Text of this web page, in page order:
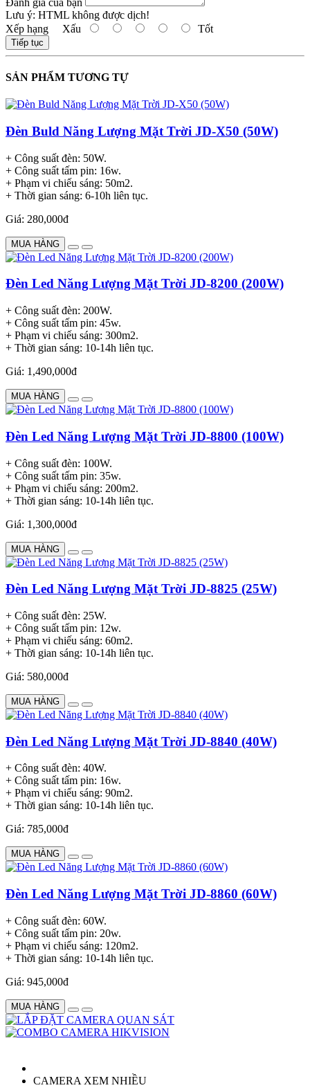
Lưu ý: HTML không được dịch!
Xếp hạng Xấu Tốt
Tiếp tục
SẢN PHẨM TƯƠNG TỰ
Đèn Buld Năng Lượng Mặt Trời JD-X50 (50W)
+ Công suất đèn: 50W.
+ Công suất tấm pin: 16w.
+ Phạm vi chiếu sáng: 50m2.
+ Thời gian sáng: 6-10h liên tục.
Giá: 280,000đ
MUA HÀNG
Đèn Led Năng Lượng Mặt Trời JD-8200 (200W)
+ Công suất đèn: 200W.
+ Công suất tấm pin: 45w.
+ Phạm vi chiếu sáng: 300m2.
+ Thời gian sáng: 10-14h liên tục.
Giá: 1,490,000đ
MUA HÀNG
Đèn Led Năng Lượng Mặt Trời JD-8800 (100W)
+ Công suất đèn: 100W.
+ Công suất tấm pin: 35w.
+ Phạm vi chiếu sáng: 200m2.
+ Thời gian sáng: 10-14h liên tục.
Giá: 1,300,000đ
MUA HÀNG
Đèn Led Năng Lượng Mặt Trời JD-8825 (25W)
+ Công suất đèn: 25W.
+ Công suất tấm pin: 12w.
+ Phạm vi chiếu sáng: 60m2.
+ Thời gian sáng: 10-14h liên tục.
Giá: 580,000đ
MUA HÀNG
Đèn Led Năng Lượng Mặt Trời JD-8840 (40W)
+ Công suất đèn: 40W.
+ Công suất tấm pin: 16w.
+ Phạm vi chiếu sáng: 90m2.
+ Thời gian sáng: 10-14h liên tục.
Giá: 785,000đ
MUA HÀNG
Đèn Led Năng Lượng Mặt Trời JD-8860 (60W)
+ Công suất đèn: 60W.
+ Công suất tấm pin: 20w.
+ Phạm vi chiếu sáng: 120m2.
+ Thời gian sáng: 10-14h liên tục.
Giá: 945,000đ
MUA HÀNG
CAMERA XEM NHIỀU